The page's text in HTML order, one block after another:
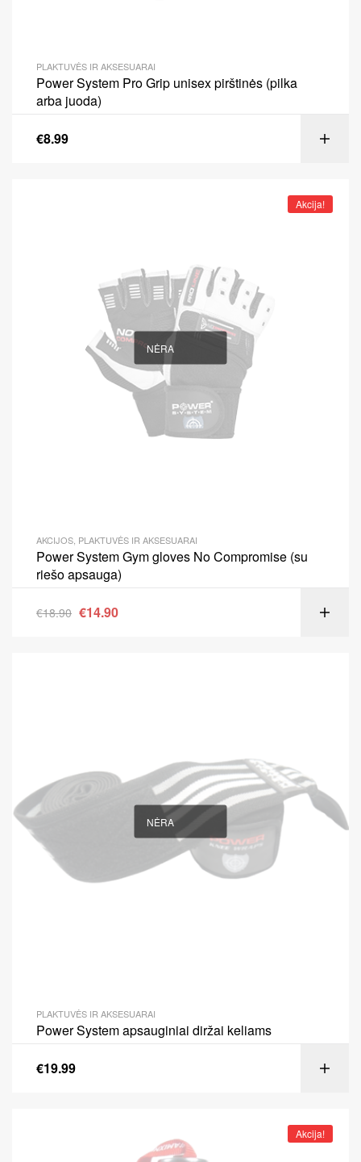
PLAKTUVĖS IR AKSESUARAI
Power System Pro Grip unisex pirštinės (pilka
arba juoda)
€8.99
Akcija!
NĖRA
AKCIJOS PLAKTUVĖS IR AKSESUARAI
Power System Gym gloves No Compromise (su
riešo apsauga)
€18.90 €14.90
NĖRA
PLAKTUVĖS IR AKSESUARAI
Power System apsauginiai diržai keliams
€19.99
Akcija!